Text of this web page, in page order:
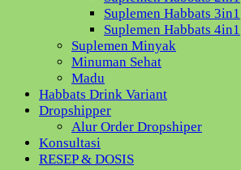
Suplemen Habbats 3in1
Suplemen Habbats 4in1
Suplemen Minyak
Minuman Sehat
Madu
Habbats Drink Variant
Dropshipper
Alur Order Dropshiper
Konsultasi
RESEP & DOSIS